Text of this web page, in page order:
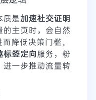
质是加速社交证明
的主页时，会自然
降低决策门槛。
标签定向服务，粉
进一步推动流量转